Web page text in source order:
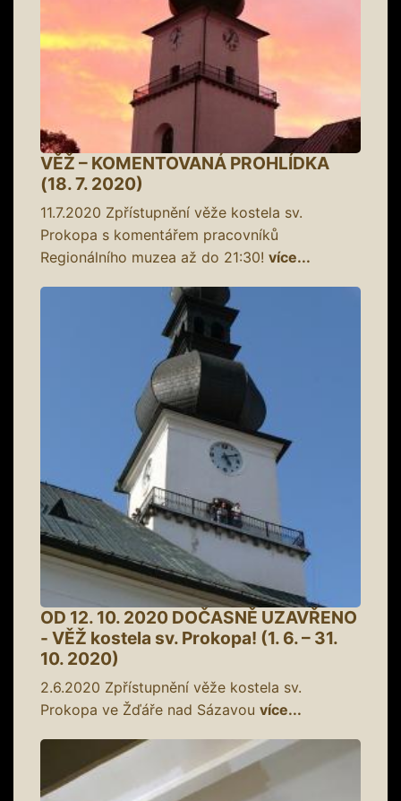
VĚŽ – KOMENTOVANÁ PROHLÍDKA
(18. 7. 2020)
11.7.2020 Zpřístupnění věže kostela sv.
Prokopa s komentářem pracovníků
Regionálního muzea až do 21:30! více...
OD 12. 10. 2020 DOČASNĚ UZAVŘENO
- VĚŽ kostela sv. Prokopa! (1. 6. – 31.
10. 2020)
2.6.2020 Zpřístupnění věže kostela sv.
Prokopa ve Žďáře nad Sázavou více...